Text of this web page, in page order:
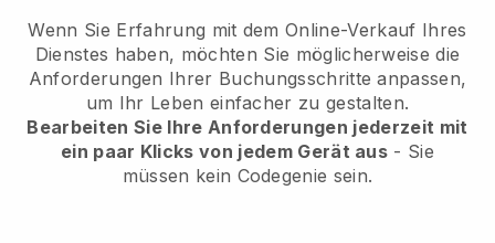
Wenn Sie Erfahrung mit dem Online-Verkauf Ihres
Dienstes haben, möchten Sie möglicherweise die
Anforderungen Ihrer Buchungsschritte anpassen,
um Ihr Leben einfacher zu gestalten.
Bearbeiten Sie Ihre Anforderungen jederzeit mit
ein paar Klicks von jedem Gerät aus - Sie
müssen kein Codegenie sein.